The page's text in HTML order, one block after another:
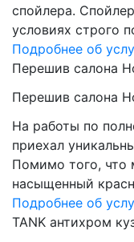
спойлера.
условиях строго
Подробнее об
Перешив салона
Перешив салона
На работы по
приехал
Помимо того, что
насыщенный
Подробнее об
TANK антихром